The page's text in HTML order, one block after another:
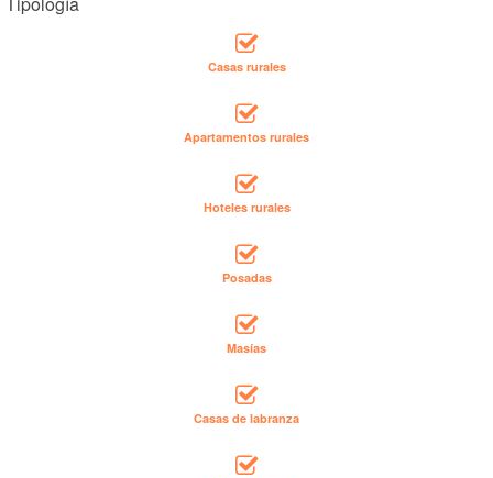
Casas rurales
Apartamentos rurales
Hoteles rurales
Posadas
Masías
Casas de labranza